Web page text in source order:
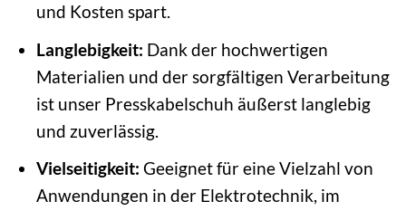
und Kosten spart.
Langlebigkeit: Dank der hochwertigen
Materialien und der sorgfältigen Verarbeitung
ist unser Presskabelschuh äußerst langlebig
und zuverlässig.
Vielseitigkeit: Geeignet für eine Vielzahl von
Anwendungen in der Elektrotechnik, im